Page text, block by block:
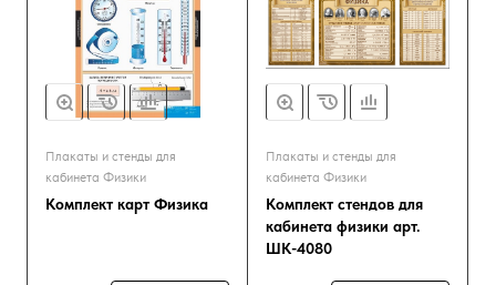
Плакаты и стенды для
кабинета Физики
Комплект карт Физика
Плакаты и стенды для
кабинета Физики
Комплект стендов для
кабинета физики арт.
ШК-4080